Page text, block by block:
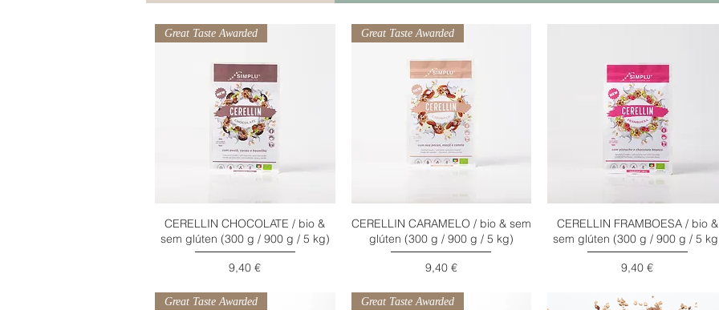
Visualização rápida
Great Taste Awarded
CERELLIN CHOCOLATE / bio &
sem glúten (300 g / 900 g / 5 kg)
Preço
9,40 €
Visualização rápida
Great Taste Awarded
CERELLIN CARAMELO / bio & sem
glúten (300 g / 900 g / 5 kg)
Preço
9,40 €
Visualização rápida
CERELLIN FRAMBOESA / bio &
sem glúten (300 g / 900 g / 5
Preço
9,40 €
Great Taste Awarded Great Taste Awarded